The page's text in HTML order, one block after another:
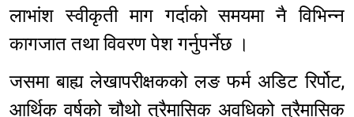
लाभांश स्वीकृती माग गर्दाको समयमा नै विभिन्न
कागजात तथा विवरण पेश गर्नुपर्नेछ ।
जसमा बाह्य लेखापरीक्षकको लङ फर्म अडिट रिर्पोट,
आर्थिक वर्षको चौथो त्रैमासिक अवधिको त्रैमासिक